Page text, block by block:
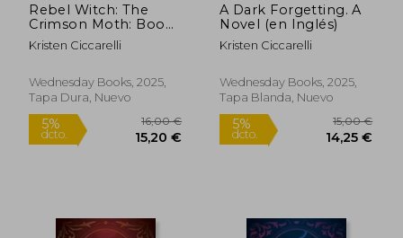
Rebel Witch: The
Crimson Moth: Book
2 (The Crimson Moth,
2) (en Inglés)
Kristen Ciccarelli
Wednesday Books, 2025,
Tapa Dura, Nuevo
A Dark Forgetting. A
Novel (en Inglés)
Kristen Ciccarelli
Wednesday Books, 2025,
Tapa Blanda, Nuevo